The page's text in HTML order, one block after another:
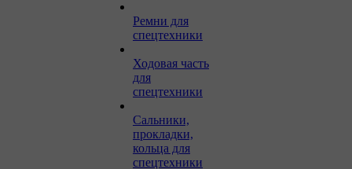
Ремни для
спецтехники
Ходовая часть
для
спецтехники
Сальники,
прокладки,
кольца для
спецтехники